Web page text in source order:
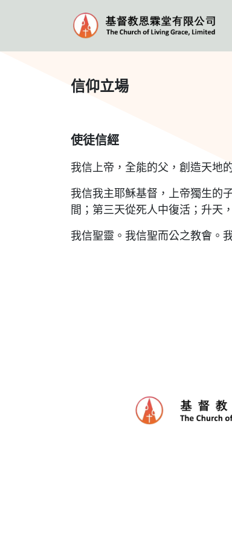
信仰立場
使徒信經
我信上帝，全能的父，創造天地
我信我主耶穌基督，上帝獨生的
間；第三天從死人中復活；升天
我信聖靈。我信聖而公之教會。